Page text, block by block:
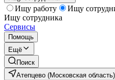
Ищу работу
Ищу
Ищу сотрудника
Сервисы
Помощь
Ещё
Поиск
Атепцево (Московская область)